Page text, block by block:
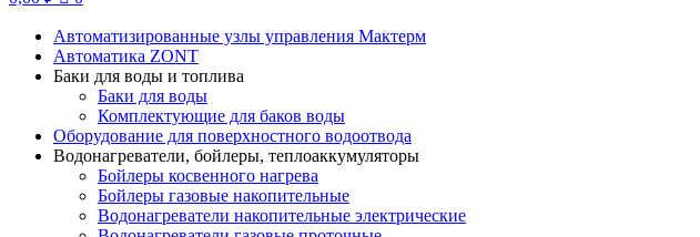
Автоматизированные узлы управления Мактерм
Автоматика ZONT
Баки для воды и топлива
Баки для воды
Комплектующие для баков воды
Оборудование для поверхностного водоотвода
Водонагреватели, бойлеры, теплоаккумуляторы
Бойлеры косвенного нагрева
Бойлеры газовые накопительные
Водонагреватели накопительные электрические